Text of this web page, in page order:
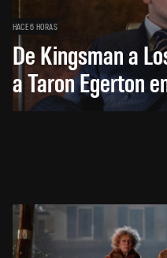
HACE 6 HORAS
De Kingsman a
a Taron Egerton